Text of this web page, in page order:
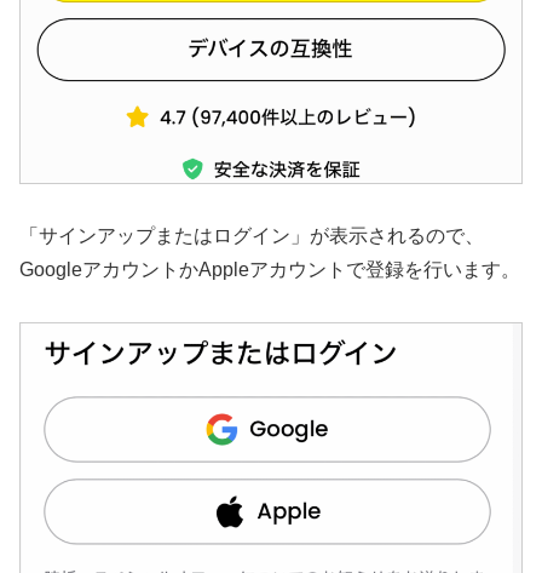
「サインアップまたはログイン」が表示されるので、
GoogleアカウントかAppleアカウントで登録を行います。